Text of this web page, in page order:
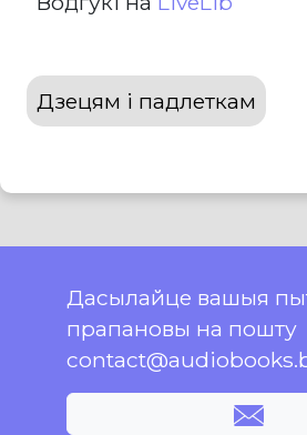
Дзецям і падлеткам
Дасылайце вашыя
прапановы на пошту